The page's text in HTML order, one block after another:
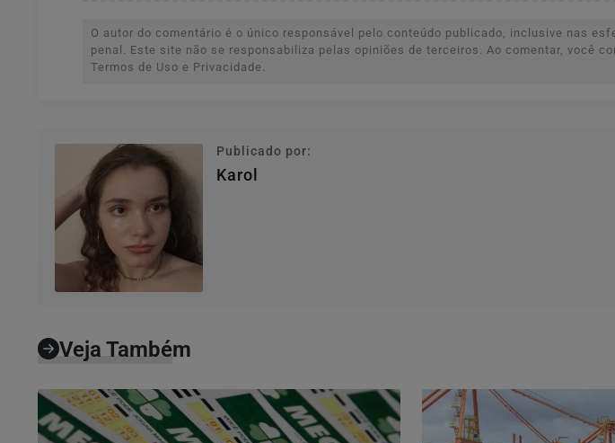
O autor do comentário é o único responsável pelo conteúdo publicado, inclusive nas
penal. Este site não se responsabiliza pelas opiniões de terceiros. Ao comentar, você
Termos de Uso e Privacidade.
Publicado por:
Karol
Veja Também